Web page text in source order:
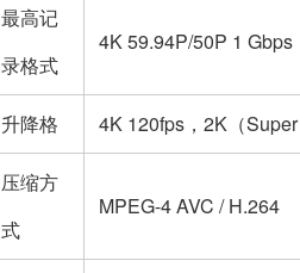
最高记
录格式
4K 59.94P/50P 1 Gbps
升降格 4K 120fps，2K（
压缩方
式
MPEG-4 AVC / H.264